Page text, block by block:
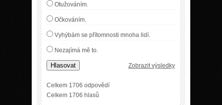
Otužováním.
Očkováním.
Vyhýbám se přítomnosti mnoha lidí.
Nezajímá mě to.
Hlasovat Zobrazit výsledky
Celkem 1706 odpovědí
Celkem 1706 hlasů